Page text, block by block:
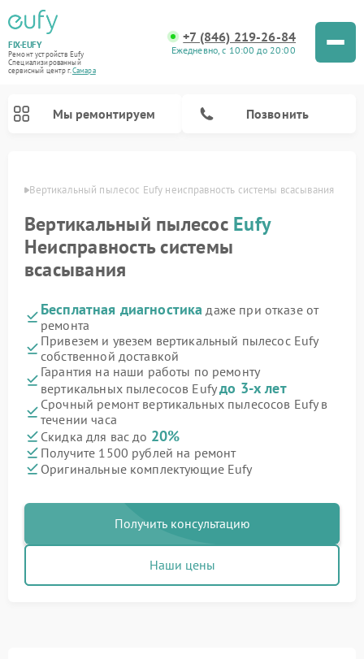
FIX-EUFY
Ремонт устройств Eufy
Специализированный
cервисный центр г.Самара
+7 (846) 219-26-84
Ежедневно, с 10:00 до 20:00
Мы ремонтируем Позвонить
Вертикальный пылесос Eufy неисправность системы всасывания
Вертикальный пылесос Eufy
Неисправность системы
всасывания
Бесплатная диагностика даже при отказе от
ремонта
Привезем и увезем вертикальный пылесос Eufy
собственной доставкой
Гарантия на наши работы по ремонту
вертикальных пылесосов Eufyдо 3-х лет
Срочный ремонт вертикальных пылесосов Eufy в
течении часа
Скидка для вас до 20%
Получите 1500 рублей на ремонт
Оригинальные комплектующие Eufy
Получить консультацию
Наши цены